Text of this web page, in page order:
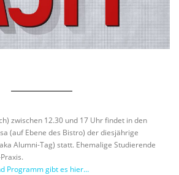
zwischen 12.30 und 17 Uhr findet in den
(auf Ebene des Bistro) der diesjährige
Alumni-Tag) statt. Ehemalige Studierende
Programm gibt es hier…